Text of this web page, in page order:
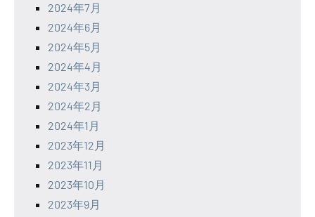
2024年7月
2024年6月
2024年5月
2024年4月
2024年3月
2024年2月
2024年1月
2023年12月
2023年11月
2023年10月
2023年9月